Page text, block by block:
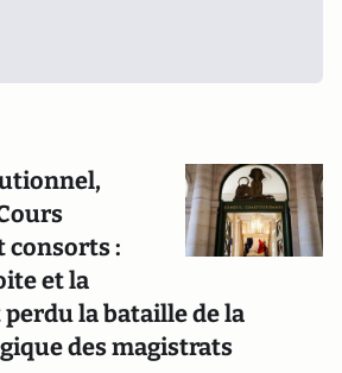
consorts :
et la
la bataille de la
des magistrats